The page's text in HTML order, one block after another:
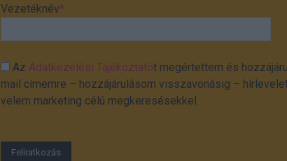
Vezetéknév*
AzAdatkezelési Tájékoztatót megértettem és
mail címemre – hozzájárulásom visszavonásig –
velem marketing célú megkeresésekkel.